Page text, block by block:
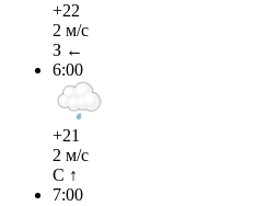
+22
2 м/с
З ←
6:00
+21
2 м/с
С ↑
7:00